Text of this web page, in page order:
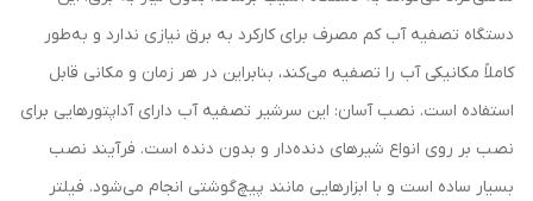
دستگاه تصفیه آب کم مصرف برای کارکرد به برق نیازی ندارد و به‌طور
کاملاً مکانیکی آب را تصفیه می‌کند، بنابراین در هر زمان و مکانی قابل
استفاده است. نصب آسان: این سرشیر تصفیه آب دارای آداپتورهایی برای
نصب بر روی انواع شیرهای دنده‌دار و بدون دنده است. فرآیند نصب
بسیار ساده است و با ابزارهایی مانند پیچ‌گوشتی انجام می‌شود. فیلتر